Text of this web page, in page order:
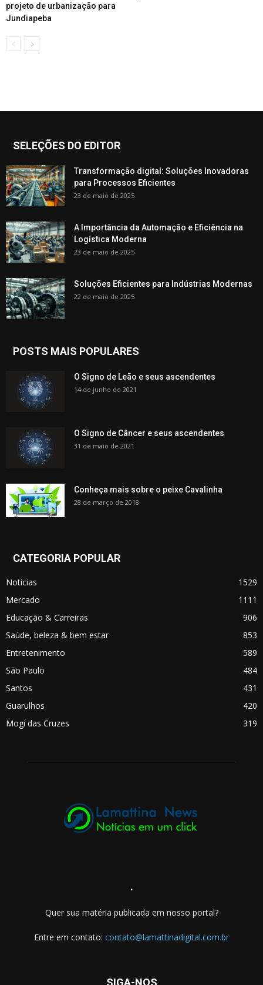
projeto de urbanização para
Jundiapeba
SELEÇÕES DO EDITOR
Transformação digital: Soluções Inovadoras
para Processos Eficientes
23 de maio de 2025
A Importância da Automação e Eficiência na
Logística Moderna
23 de maio de 2025
Soluções Eficientes para Indústrias Modernas
22 de maio de 2025
POSTS MAIS POPULARES
O Signo de Leão e seus ascendentes
14 de junho de 2021
O Signo de Câncer e seus ascendentes
31 de maio de 2021
Conheça mais sobre o peixe Cavalinha
28 de março de 2018
CATEGORIA POPULAR
Notícias
1529
Mercado
1111
Educação & Carreiras
906
Saúde, beleza & bem estar
853
Entretenimento
589
São Paulo
484
Santos
431
Guarulhos
420
Mogi das Cruzes
319
.
Quer sua matéria publicada em nosso portal?
Entre em contato: contato@lamattinadigital.com.br
SIGA-NOS